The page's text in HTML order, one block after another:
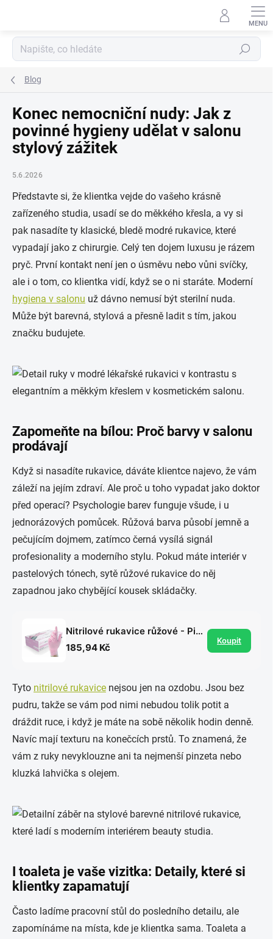
Hledat
Blog
Konec nemocniční nudy: Jak z
povinné hygieny udělat v salonu
stylový zážitek
5.6.2026
Představte si, že klientka vejde do vašeho krásně
zařízeného studia, usadí se do měkkého křesla, a vy si
pak nasadíte ty klasické, bledě modré rukavice, které
vypadají jako z chirurgie. Celý ten dojem luxusu je rázem
pryč. První kontakt není jen o úsměvu nebo vůni svíčky,
ale i o tom, co klientka vidí, když se o ni staráte. Moderní
hygiena v salonu už dávno nemusí být sterilní nuda.
Může být barevná, stylová a přesně ladit s tím, jakou
značku budujete.
Zapomeňte na bílou: Proč barvy v salonu
prodávají
Když si nasadíte rukavice, dáváte klientce najevo, že vám
záleží na jejím zdraví. Ale proč u toho vypadat jako doktor
před operací? Psychologie barev funguje všude, i u
jednorázových pomůcek. Růžová barva působí jemně a
pečujícím dojmem, zatímco černá vysílá signál
profesionality a moderního stylu. Pokud máte interiér v
pastelových tónech, sytě růžové rukavice do něj
zapadnou jako chybějící kousek skládačky.
Nitrilové rukavice růžové - Pink Pearl, 100 ks
185,94 Kč
Koupit
Tyto nitrilové rukavice nejsou jen na ozdobu. Jsou bez
pudru, takže se vám pod nimi nebudou tolik potit a
dráždit ruce, i když je máte na sobě několik hodin denně.
Navíc mají texturu na konečcích prstů. To znamená, že
vám z ruky nevyklouzne ani ta nejmenší pinzeta nebo
kluzká lahvička s olejem.
I toaleta je vaše vizitka: Detaily, které si
klientky zapamatují
Často ladíme pracovní stůl do posledního detailu, ale
zapomínáme na místa, kde je klientka sama. Toaleta a